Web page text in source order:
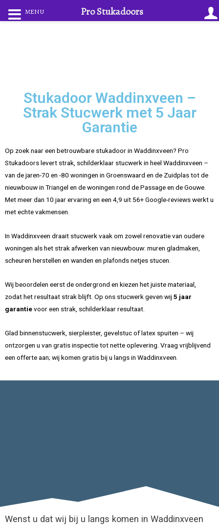
Stukadoor Waddinxveen –
Strak Stucwerk met 5 Jaar
Garantie
Op zoek naar een betrouwbare stukadoor in Waddinxveen? Pro
Stukadoors levert strak, schilderklaar stucwerk in heel Waddinxveen –
van de jaren-70 en -80 woningen in Groenswaard en de Zuidplas tot de
nieuwbouw in Triangel en de woningen rond de Passage en de Gouwe.
Met meer dan 10 jaar ervaring en een 4,9 uit 56+ Google-reviews werkt u
met echte vakmensen.
In Waddinxveen draait stucwerk vaak om zowel renovatie van oudere
woningen als het strak afwerken van nieuwbouw: muren gladmaken,
scheuren herstellen en wanden en plafonds netjes stucen.
Wij beoordelen eerst de ondergrond en kiezen het juiste materiaal,
zodat het resultaat strak blijft. Op ons stucwerk geven wij5 jaar
garantievoor een strak, schilderklaar resultaat.
Glad binnenstucwerk, sierpleister, gevelstuc of latex spuiten – wij
ontzorgen u van gratis inspectie tot nette oplevering. Vraag vrijblijvend
een offerte aan; wij komen gratis bij u langs in Waddinxveen.
Wenst u dat wij bij u langs komen in Waddinxveen
MENU Pro Stukadoors